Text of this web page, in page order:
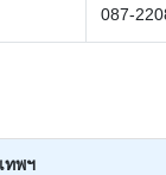
087-
ทพฯ